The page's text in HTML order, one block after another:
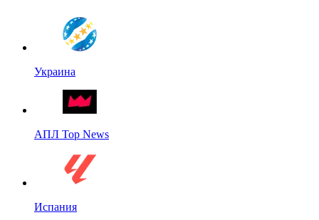
Украина
АПЛ Top News
Испания